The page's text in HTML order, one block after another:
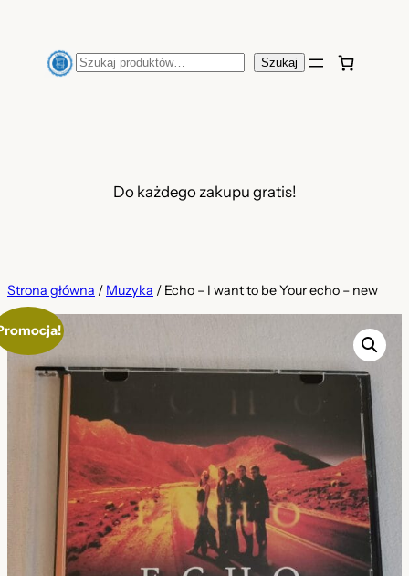
Szukaj Szukaj
Do każdego zakupu gratis!
Strona główna / Muzyka / Echo – I want to be Your echo – new